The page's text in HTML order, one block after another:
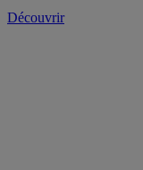
Découvrir